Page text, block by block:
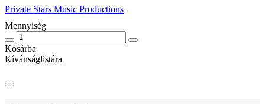
Private Stars Music Productions
Mennyiség
Kosárba
Kívánságlistára